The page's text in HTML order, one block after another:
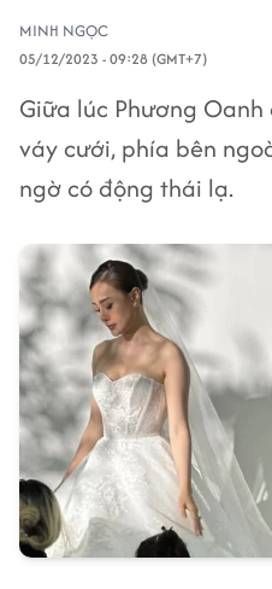
MINH NGỌC
05/12/2023 - 09:28 (GMT+7)
Giữa lúc Phương
váy cưới, phía bên
ngờ có động thái lạ.